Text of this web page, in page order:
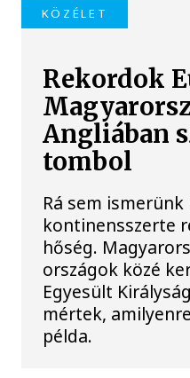
KÖZÉLET
Rekordok
Angliában
tombol
Rá sem ismerünk
kontinensszerte
hőség.
országok közé
Egyesült
mértek,
példa.